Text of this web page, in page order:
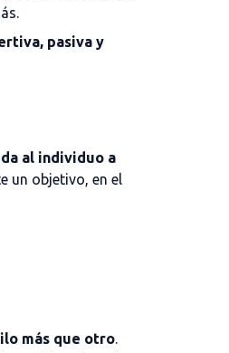
pasiva y
al individuo a
un objetivo, en el
más que otro.